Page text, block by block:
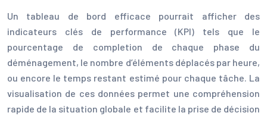
Un tableau de bord efficace pourrait afficher des
indicateurs clés de performance (KPI) tels que le
pourcentage de completion de chaque phase du
déménagement, le nombre d’éléments déplacés par heure,
ou encore le temps restant estimé pour chaque tâche. La
visualisation de ces données permet une compréhension
rapide de la situation globale et facilite la prise de décision